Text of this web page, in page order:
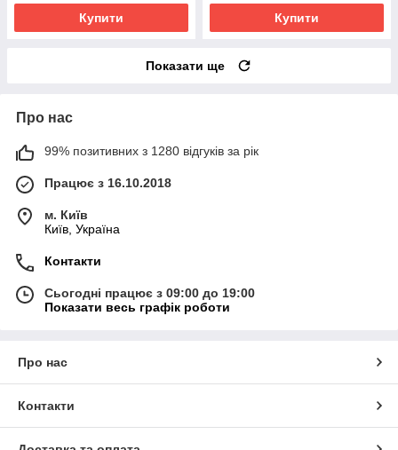
Купити Купити
Показати ще
Про нас
99% позитивних з 1280 відгуків за рік
Працює з 16.10.2018
м. Київ
Київ, Україна
Контакти
Сьогодні працює з 09:00 до 19:00
Показати весь графік роботи
Про нас
Контакти